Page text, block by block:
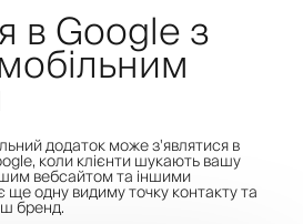
в Google з
додаток може з'являтися в
коли клієнти шукають вашу
вебсайтом та іншими
одну видиму точку контакту та
бренд.